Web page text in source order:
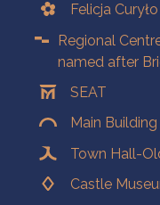
Felicja
Regional
named after
SEAT
Main Building
Town Hall-
Castle